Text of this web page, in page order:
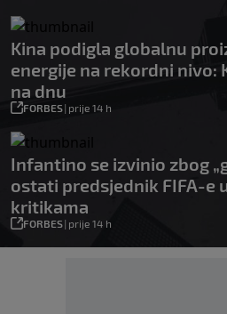
Kina podigla globalnu
energije na rekordni nivo:
na dnu
FORBES| prije 14 h
Infantino se izvinio zbog
ostati predsjednik FIFA-e
kritikama
FORBES| prije 14 h